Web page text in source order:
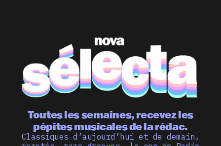
Toutes les semaines, recevez les
pépites musicales de la rédac.
Classiques d’aujourd’hui et de demain,